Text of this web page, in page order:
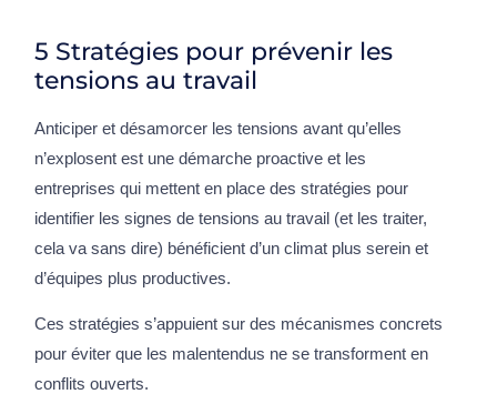
5 Stratégies pour prévenir les
tensions au travail
Anticiper et désamorcer les tensions avant qu’elles
n’explosent est une démarche proactive et les
entreprises qui mettent en place des stratégies pour
identifier les signes de tensions au travail (et les traiter,
cela va sans dire) bénéficient d’un climat plus serein et
d’équipes plus productives.
Ces stratégies s’appuient sur des mécanismes concrets
pour éviter que les malentendus ne se transforment en
conflits ouverts.